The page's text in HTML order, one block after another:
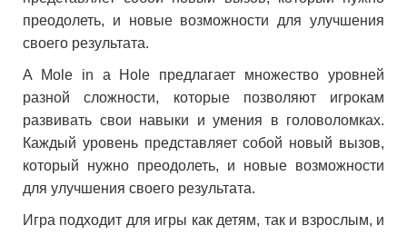
преодолеть, и новые возможности для улучшения
своего результата.
A Mole in a Hole предлагает множество уровней
разной сложности, которые позволяют игрокам
развивать свои навыки и умения в головоломках.
Каждый уровень представляет собой новый вызов,
который нужно преодолеть, и новые возможности
для улучшения своего результата.
Игра подходит для игры как детям, так и взрослым, и